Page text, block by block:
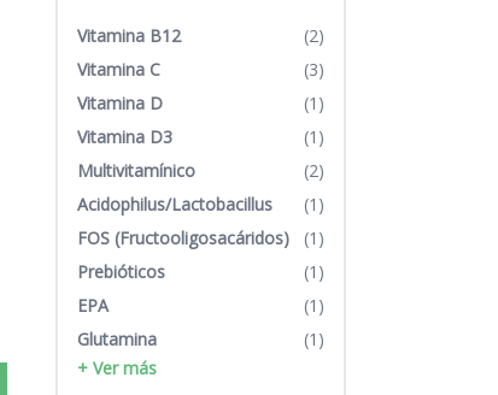
Vitamina B12
(2)
Vitamina C
(3)
Vitamina D
(1)
Vitamina D3
(1)
Multivitamínico
(2)
Acidophilus/Lactobacillus
(1)
FOS (Fructooligosacáridos)
(1)
Prebióticos
(1)
EPA
(1)
Glutamina
(1)
+ Ver más